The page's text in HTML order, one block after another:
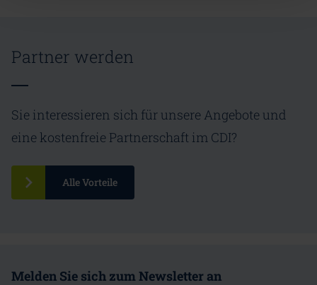
Partner werden
Sie interessieren sich für unsere Angebote und
eine kostenfreie Partnerschaft im CDI?
Alle Vorteile
Melden Sie sich zum Newsletter an